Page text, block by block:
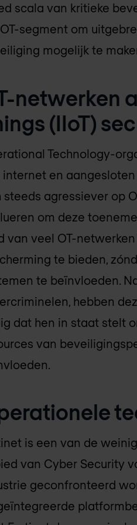
scala van kritieke
segment om
mogelijk te
netwerken
(IIoT)
Technology-
internet en
steeds agressiever op
om deze
van veel OT-
te bieden,
te beïnvloeden.
hebben
dat hen in staat stelt
van
is een van de
van Cyber Security
geconfronteerd